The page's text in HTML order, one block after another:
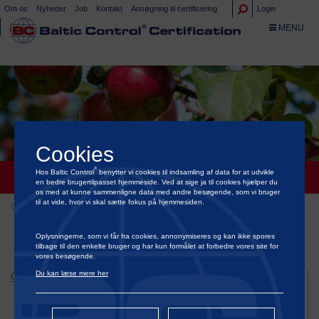
GLOBALGAP SUMMARY OF CHANGES
Certificering Certificering af fødevarer og prydplanter
CERTIFICERING
Certificering af dyrevelfærd
Om os Nyheder Job Kontakt Ansøgning til certificering Login
TOGGLE
MENU
Cookies
Hos Baltic Control® benytter vi cookies til indsamling af data for at udvikle
en bedre brugertilpasset hjemmeside. Ved at sige ja til cookies hjælper du
os med at kunne sammenligne data med andre besøgende, som vi bruger
til at vide, hvor vi skal sætte fokus på hjemmesiden.
Oplysningerne, som vi får fra cookies, annonymiseres og kan ikke spores
tilbage til den enkelte bruger og har kun formålet at forbedre vores site for
vores besøgende.
Du kan læse mere her